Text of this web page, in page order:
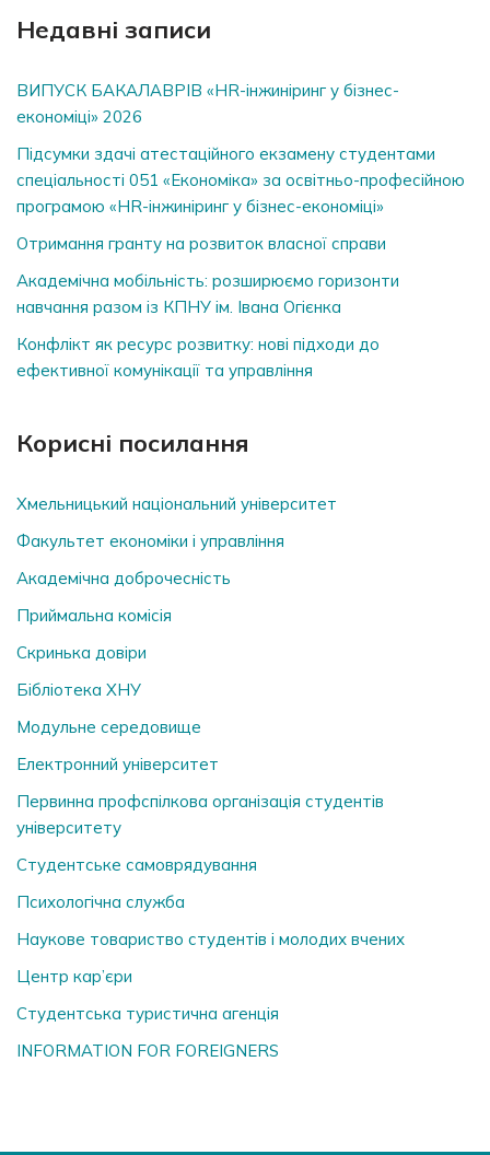
Недавні записи
ВИПУСК БАКАЛАВРІВ «HR-інжиніринг у бізнес-
економіці» 2026
Підсумки здачі атестаційного екзамену студентами
спеціальності 051 «Економіка» за освітньо-професійною
програмою «HR-інжиніринг у бізнес-економіці»
Отримання гранту на розвиток власної справи
Академічна мобільність: розширюємо горизонти
навчання разом із КПНУ ім. Івана Огієнка
Конфлікт як ресурс розвитку: нові підходи до
ефективної комунікації та управління
Корисні посилання
Хмельницький національний університет
Факультет економіки і управління
Академічна доброчесність
Приймальна комісія
Скринька довiри
Бібліотека ХНУ
Модульне середовище
Електронний університет
Первинна профспілкова організація студентів
університету
Студентське самоврядування
Психологічна служба
Наукове товариство студентів і молодих вчених
Центр кар’єри
Студентська туристична агенція
INFORMATION FOR FOREIGNERS